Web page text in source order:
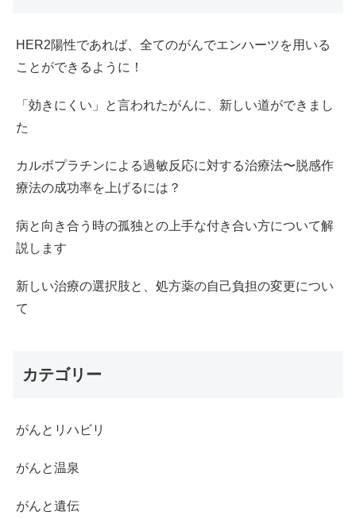
HER2陽性であれば、全てのがんでエンハーツを用いる
ことができるように！
「効きにくい」と言われたがんに、新しい道ができまし
た
カルボプラチンによる過敏反応に対する治療法〜脱感作
療法の成功率を上げるには？
病と向き合う時の孤独との上手な付き合い方について解
説します
新しい治療の選択肢と、処方薬の自己負担の変更につい
て
カテゴリー
がんとリハビリ
がんと温泉
がんと遺伝